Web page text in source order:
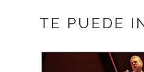
TE PUEDE